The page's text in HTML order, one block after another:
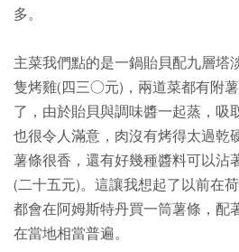
多。
主菜我們點的是一鍋貽貝配九層
隻烤雞(四三○元)，兩道菜都有附
了，由於貽貝與調味醬一起蒸，吸
也很令人滿意，肉沒有烤得太過乾
薯條很香，還有好幾種醬料可以沾
(二十五元)。這讓我想起了以前在
都會在阿姆斯特丹買一筒薯條，配
在當地相當普遍。